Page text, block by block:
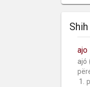
ajo
ajó
1.